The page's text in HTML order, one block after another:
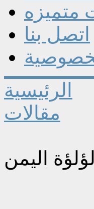
متميزه
اتصل بنا
الرئيسية
مقالات
اليمن